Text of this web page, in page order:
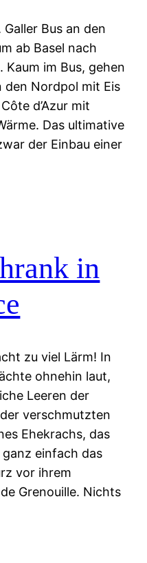
Bus an den
ab Basel nach
im Bus, gehen
den Nordpol mit Eis
d’Azur mit
Das ultimative
der Einbau einer
in
zu viel Lärm! In
ohnehin laut,
Leeren der
verschmutzten
Ehekrachs, das
einfach das
vor ihrem
Grenouille. Nichts